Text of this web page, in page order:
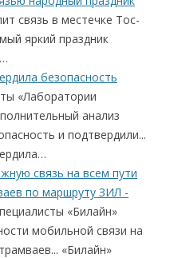
связь в местечке Тос-
яркий праздник
безопасность
«Лаборатории
анализ
и подтвердили...
связь на всем пути
по маршруту ЗИЛ -
«Билайн»
мобильной связи на
«Билайн»